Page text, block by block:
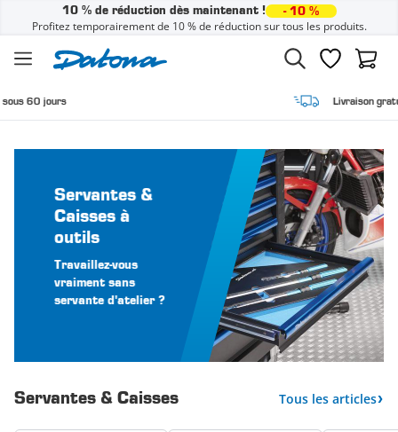
10 % de réduction dès maintenant ! - 10 %
Profitez temporairement de 10 % de réduction sur tous les produits.
Liste dePanier
Livraison gratuite à domicile
Servantes &
Caisses à
outils
Travaillez-vous
vraiment sans
servante d'atelier ?
Servantes & Caisses Tous les articles